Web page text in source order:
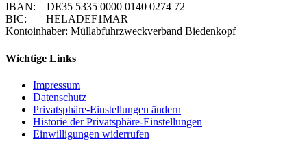
IBAN: DE35 5335 0000 0140 0274 72
BIC: HELADEF1MAR
Kontoinhaber: Müllabfuhrzweckverband Biedenkopf
Wichtige Links
Impressum
Datenschutz
Privatsphäre-Einstellungen ändern
Historie der Privatsphäre-Einstellungen
Einwilligungen widerrufen